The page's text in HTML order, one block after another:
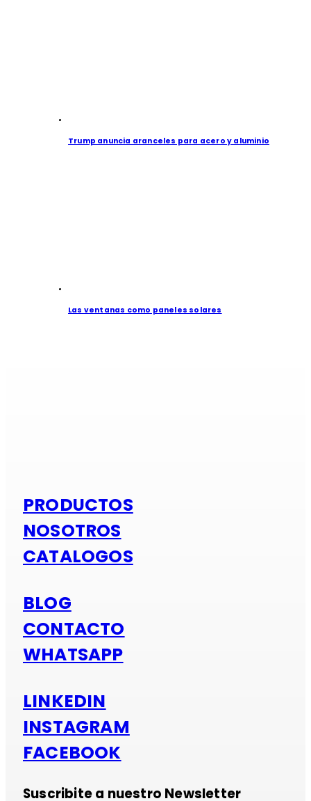
Trump anuncia aranceles para acero y aluminio
Las ventanas como paneles solares
PRODUCTOS
NOSOTROS
CATALOGOS
BLOG
CONTACTO
WHATSAPP
LINKEDIN
INSTAGRAM
FACEBOOK
Suscribite a nuestro Newsletter